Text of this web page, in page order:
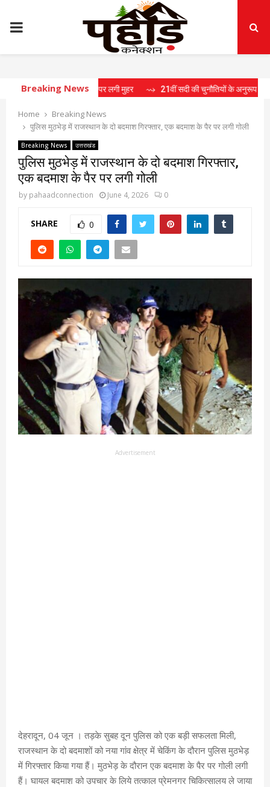
PRIMARY
MENU
Breaking News
में 15 प्रस्तावों पर लगी मुहर ⇝ 21वीं सदी की चुनौतियों के अनुरूप राष्ट्र निर्माण के
Home
Breaking News
पुलिस मुठभेड़ में राजस्थान के दो बदमाश गिरफ्तार, एक बदमाश के पैर पर लगी गोली
Breaking News उत्तराखंड
पुलिस मुठभेड़ में राजस्थान के दो बदमाश गिरफ्तार,
एक बदमाश के पैर पर लगी गोली
by pahaadconnection June 4, 2026 0
SHARE 0
Advertisement
देहरादून, 04 जून । तड़के सुबह दून पुलिस को एक बड़ी सफलता मिली,
राजस्थान के दो बदमाशों को नया गांव क्षेत्र में चेकिंग के दौरान पुलिस मुठभेड़
में गिरफ्तार किया गया हैं। मुठभेड़ के दौरान एक बदमाश के पैर पर गोली लगी
हैं। घायल बदमाश को उपचार के लिये तत्काल प्रेमनगर चिकित्सालय ले जाया